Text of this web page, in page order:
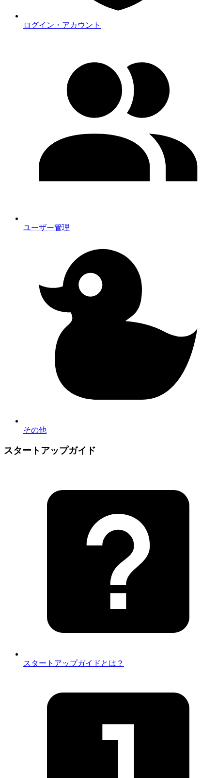
ログイン・アカウント
ユーザー管理
その他
スタートアップガイド
スタートアップガイドとは？